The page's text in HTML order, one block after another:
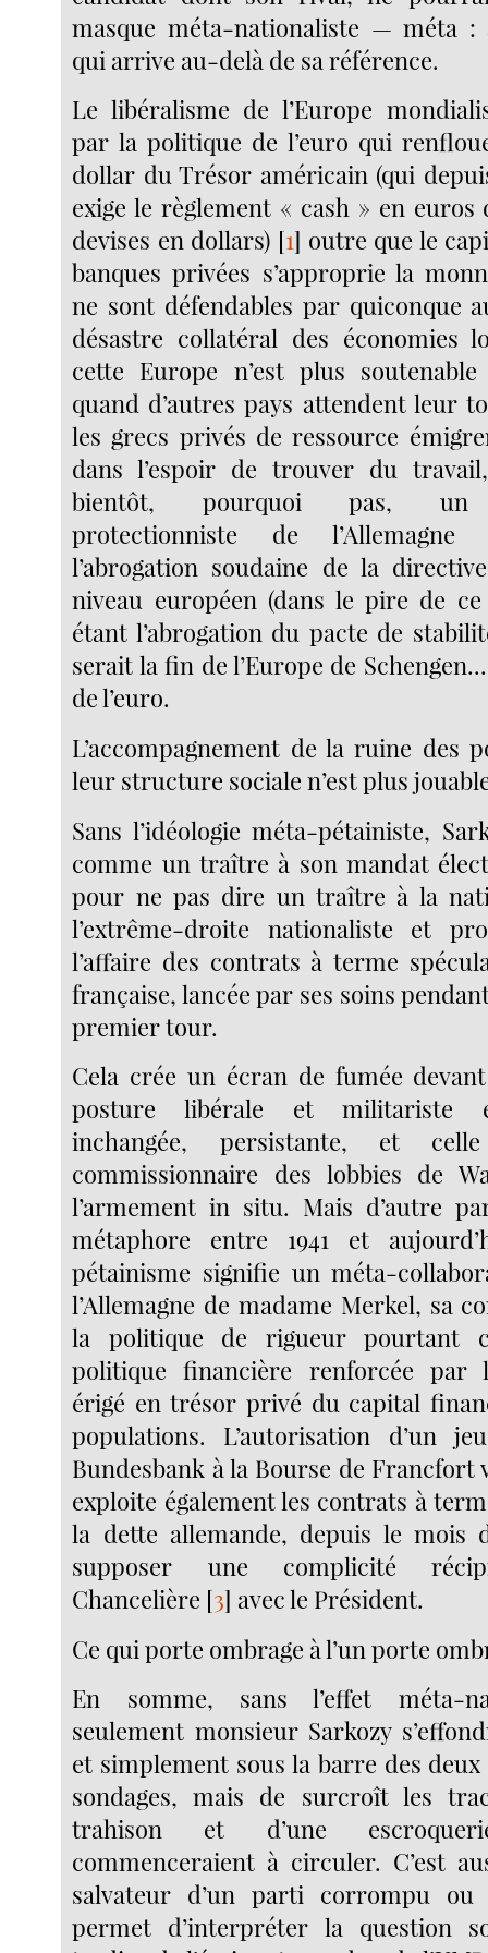
masque méta-nationaliste — méta :
qui arrive au-delà de sa référence.
Le libéralisme de l’Europe
par la politique de l’euro qui
dollar du Trésor américain (qui
exige le règlement « cash » en
devises en dollars) [1] outre que le
banques privées s’approprie la
ne sont défendables par quiconque
désastre collatéral des économies
cette Europe n’est plus
quand d’autres pays attendent leur
les grecs privés de ressource
dans l’espoir de trouver du
bientôt, pourquoi pas, un
protectionniste de
l’abrogation soudaine de la
niveau européen (dans le pire de
étant l’abrogation du pacte de
serait la fin de l’Europe de
de l’euro.
L’accompagnement de la ruine des
leur structure sociale n’est plus
Sans l’idéologie méta-pétainiste,
comme un traître à son mandat
pour ne pas dire un traître à la
l’extrême-droite nationaliste et
l’affaire des contrats à terme
française, lancée par ses soins
premier tour.
Cela crée un écran de fumée
posture libérale et militariste
inchangée, persistante, et
commissionnaire des lobbies de
l’armement in situ. Mais d’autre
métaphore entre 1941 et
pétainisme signifie un méta-
l’Allemagne de madame Merkel, sa
la politique de rigueur pourtant
politique financière renforcée par
érigé en trésor privé du capital
populations. L’autorisation d’un
Bundesbank à la Bourse de Francfort
exploite également les contrats à
la dette allemande, depuis le mois
supposer une complicité
Chancelière [3] avec le Président.
Ce qui porte ombrage à l’un porte
En somme, sans l’effet méta-
seulement monsieur Sarkozy
et simplement sous la barre des
sondages, mais de surcroît les
trahison et d’une
commenceraient à circuler. C’est
salvateur d’un parti corrompu ou
permet d’interpréter la question